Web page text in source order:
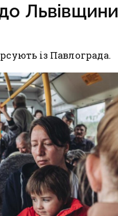
Львівщини
із Павлограда.